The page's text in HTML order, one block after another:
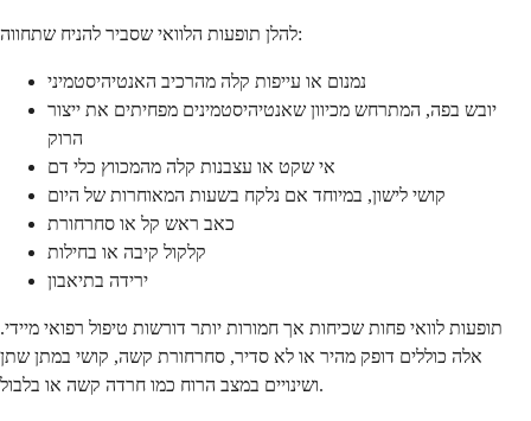
להלן תופעות הלוואי שסביר להניח שתחווה:
נמנום או עייפות קלה מהרכיב האנטיהיסטמיני
יובש בפה, המתרחש מכיוון שאנטיהיסטמינים מפחיתים את ייצור
הרוק
אי שקט או עצבנות קלה מהמכווץ כלי דם
קושי לישון, במיוחד אם נלקח בשעות המאוחרות של היום
כאב ראש קל או סחרחורת
קלקול קיבה או בחילות
ירידה בתיאבון
תופעות לוואי פחות שכיחות אך חמורות יותר דורשות טיפול רפואי מיידי.
אלה כוללים דופק מהיר או לא סדיר, סחרחורת קשה, קושי במתן שתן
ושינויים במצב הרוח כמו חרדה קשה או בלבול.